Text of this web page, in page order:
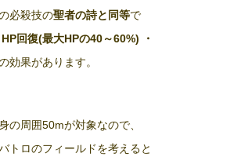
必殺技の聖者の詩と同等で
回復(最大HPの40～60%) ・
効果があります。
の周囲50mが対象なので、
トロのフィールドを考えると